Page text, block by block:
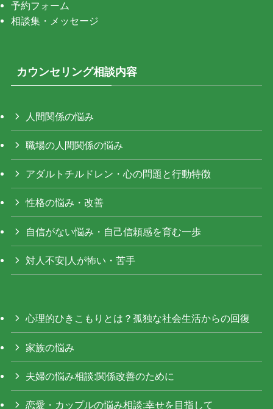
予約フォーム
相談集・メッセージ
カウンセリング相談内容
人間関係の悩み
職場の人間関係の悩み
アダルトチルドレン・心の問題と行動特徴
性格の悩み・改善
自信がない悩み・自己信頼感を育む一歩
対人不安|人が怖い・苦手
心理的ひきこもりとは？孤独な社会生活からの回復
家族の悩み
夫婦の悩み相談:関係改善のために
恋愛・カップルの悩み相談:幸せを目指して